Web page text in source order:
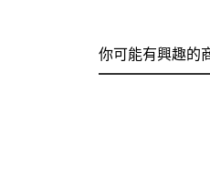
你可能有興趣的